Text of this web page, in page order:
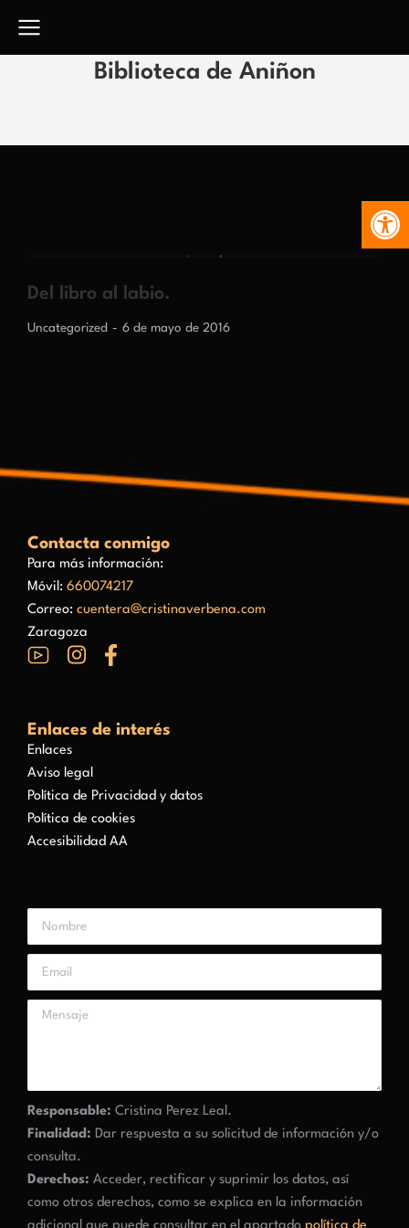
Biblioteca de Aniñon
Del libro al labio.
Uncategorized 6 de mayo de 2016
Contacta conmigo
Para más información:
Móvil: 660074217
Correo: cuentera@cristinaverbena.com
Zaragoza
Enlaces de interés
Enlaces
Aviso legal
Política de Privacidad y datos
Política de cookies
Accesibilidad AA
Responsable: Cristina Perez Leal.
Finalidad: Dar respuesta a su solicitud de información y/o
consulta.
Derechos: Acceder, rectificar y suprimir los datos, así
como otros derechos, como se explica en la información